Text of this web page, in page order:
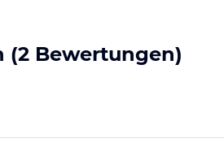
(2 Bewertungen)